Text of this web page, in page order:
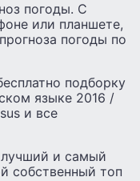
погоды. С
или планшете,
погоды по
подборку
языке 2016 /
и все
и самый
собственный топ